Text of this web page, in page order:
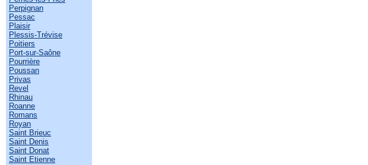
Perpignan
Pessac
Plaisir
Plessis-Trévise
Poitiers
Port-sur-Saône
Pourrière
Poussan
Privas
Revel
Rhinau
Roanne
Romans
Royan
Saint Brieuc
Saint Denis
Saint Donat
Saint Etienne